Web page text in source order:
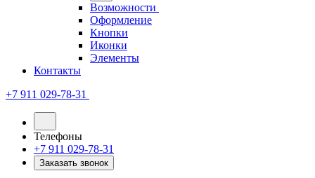
Возможности
Оформление
Кнопки
Иконки
Элементы
Контакты
+7 911 029-78-31
Телефоны
+7 911 029-78-31
Заказать звонок